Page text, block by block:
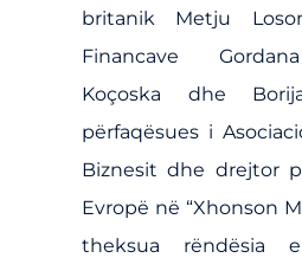
britanik Metju
Financave
Koçoska dhe
përfaqësues i
Biznesit dhe drejtor
Evropë në “Xhonson
theksua rëndësia